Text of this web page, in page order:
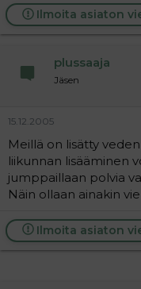
Ilmoita asiaton
plussaaja
Jäsen
15.12.2005
Meillä on lisätty
liikunnan lisääminen
jumppaillaan polvia
Näin ollaan ainakin
Ilmoita asiaton